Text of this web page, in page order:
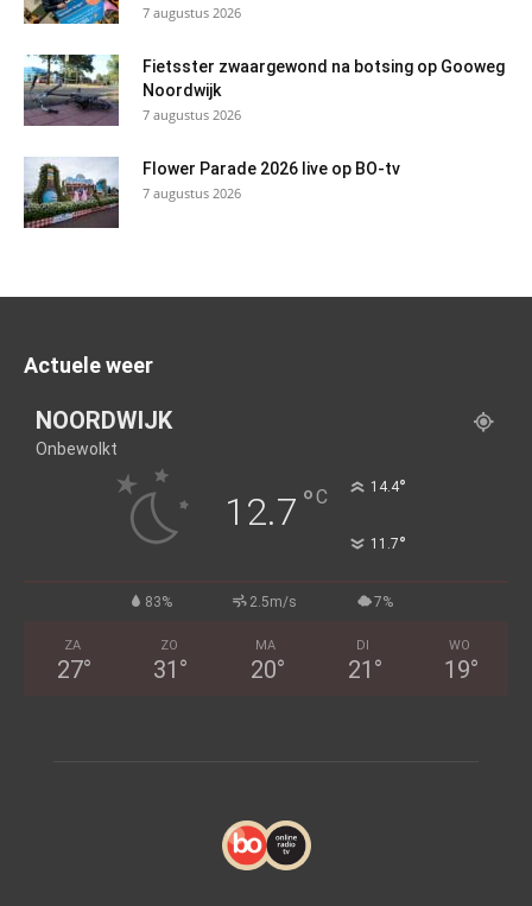
7 augustus 2026
Fietsster zwaargewond na botsing op Gooweg
Noordwijk
7 augustus 2026
Flower Parade 2026 live op BO-tv
7 augustus 2026
Actuele weer
NOORDWIJK
Onbewolkt
12.7 °C 14.4°
11.7°
83% 2.5m/s 7%
ZA
27°
ZO
31 °
MA
20°
DI
21 °
WO
19°